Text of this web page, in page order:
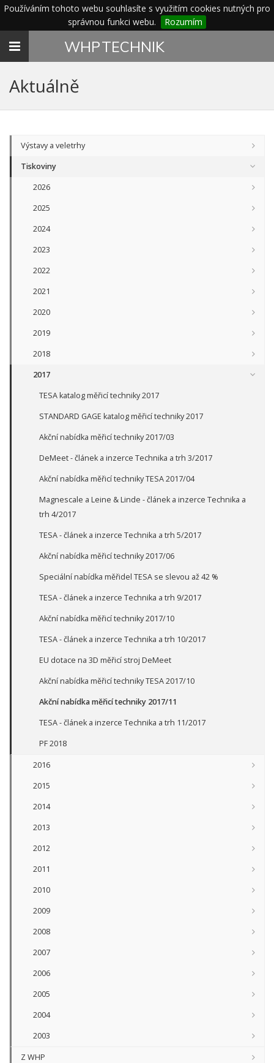
Používáním tohoto webu souhlasíte s využitím cookies nutných pro
správnou funkci webu.
Rozumím
Toggle
WHPTECHNIK
Aktuálně
Výstavy a veletrhy
Tiskoviny
2026
2025
2024
2023
2022
2021
2020
2019
2018
2017
TESA katalog měřicí techniky 2017
STANDARD GAGE katalog měřicí techniky 2017
Akční nabídka měřicí techniky 2017/03
DeMeet - článek a inzerce Technika a trh 3/2017
Akční nabídka měřicí techniky TESA 2017/04
Magnescale a Leine & Linde - článek a inzerce Technika a
trh 4/2017
TESA - článek a inzerce Technika a trh 5/2017
Akční nabídka měřicí techniky 2017/06
Speciální nabídka měřidel TESA se slevou až 42 %
TESA - článek a inzerce Technika a trh 9/2017
Akční nabídka měřicí techniky 2017/10
TESA - článek a inzerce Technika a trh 10/2017
EU dotace na 3D měřicí stroj DeMeet
Akční nabídka měřicí techniky TESA 2017/10
Akční nabídka měřicí techniky 2017/11
TESA - článek a inzerce Technika a trh 11/2017
PF 2018
2016
2015
2014
2013
2012
2011
2010
2009
2008
2007
2006
2005
2004
2003
Z WHP